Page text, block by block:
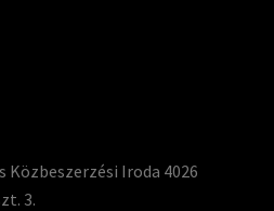
Közbeszerzési Iroda 4026
3.